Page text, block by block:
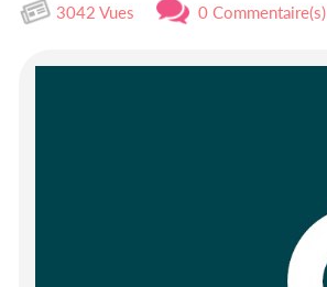
3042 Vues 0 Commentaire(s)